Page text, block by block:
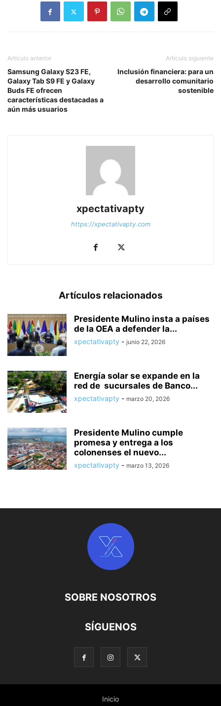
Artículo anterior
Samsung Galaxy S23 FE,
Galaxy Tab S9 FE y Galaxy
Buds FE ofrecen
características destacadas a
aún más usuarios
Artículo siguiente
Inclusión financiera: para un
desarrollo comunitario
sostenible
xpectativapty
https://xpectativapty.com
Artículos relacionados
Presidente Mulino insta a países
de la OEA a defender la...
xpectativapty - junio 22, 2026
Energía solar se expande en la
red de sucursales de Banco...
xpectativapty - marzo 20, 2026
Presidente Mulino cumple
promesa y entrega a los
colonenses el nuevo...
xpectativapty - marzo 13, 2026
SOBRE NOSOTROS
SÍGUENOS
Inicio